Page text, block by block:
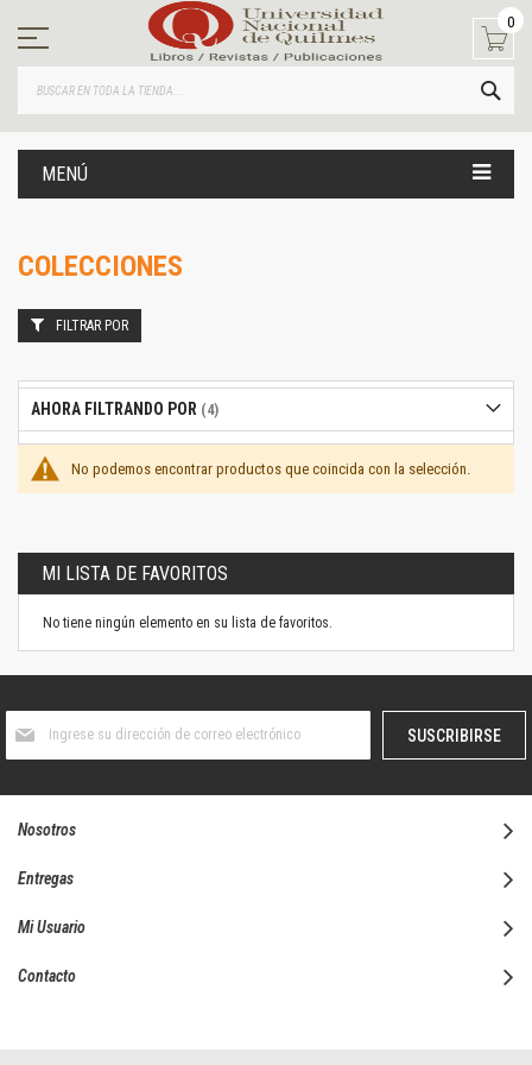
contenido
0
MENÚ
COLECCIONES
No podemos encontrar productos que coincida con la selección.
FILTRAR POR
AHORA FILTRANDO POR
MI LISTA DE FAVORITOS
No tiene ningún elemento en su lista de favoritos.
boletín
SUSCRIBIRSE
Nosotros
Entregas
Mi Usuario
Contacto